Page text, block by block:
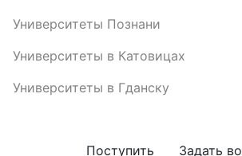
Университеты Познани
Университеты в Катовицах
Университеты в Гданску
Поступить Задать